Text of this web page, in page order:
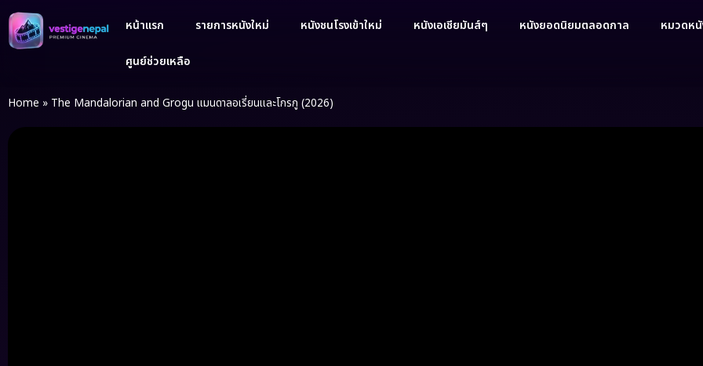
หน้าแรก รายการหนังใหม่ หนังชนโรงเข้าใหม่ หนังเอเชียมันส์ๆ หนังยอดนิยมตลอดกาล หมวดห
ศูนย์ช่วยเหลือ
Home » The Mandalorian and Grogu แมนดาลอเรี่ยนและโกรกู (2026)